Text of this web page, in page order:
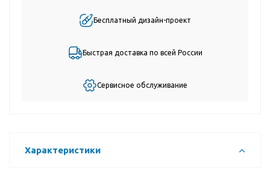
Бесплатный дизайн-проект
Быстрая доставка по всей России
Сервисное обслуживание
Характеристики